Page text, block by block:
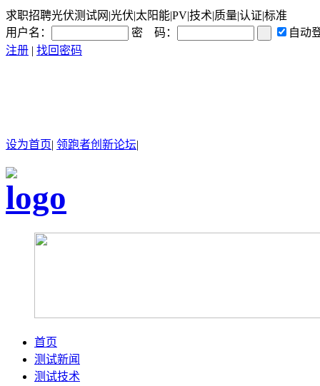
求职招聘光伏测试网|光伏|太阳能|PV|技术|质量|认证|标准
用户名：
密 码：
自动
注册 | 找回密码
设为首页| 领跑者创新论坛|
首页
测试新闻
测试技术